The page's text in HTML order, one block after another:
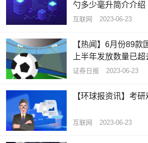
勺多少毫升简介介绍
互联网 2023-06-23
【热闻】6月份89款
上半年发放数量已
证券日报 2023-06-23
【环球报资讯】考研
互联网 2023-06-23